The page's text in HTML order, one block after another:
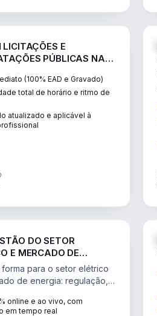
E
PÚBLICAS NA
(100% EAD e Gravado)
total de horário e ritmo de
atualizado e aplicável à
DO SETOR
E MERCADO DE
forma para o setor elétrico
de energia: regulação,
e revisão tarifária.
online e ao vivo, com
em tempo real